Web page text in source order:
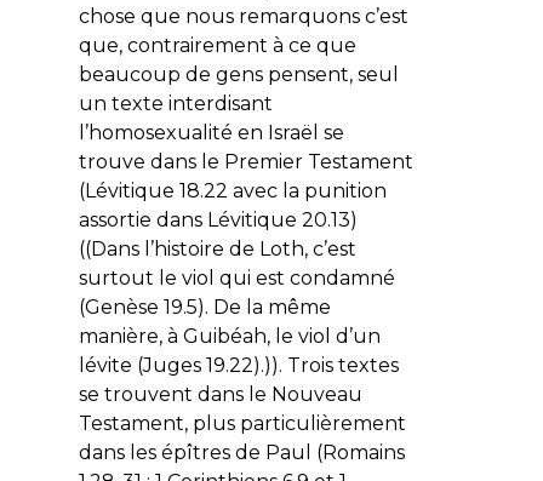
chose que nous remarquons c’est
que, contrairement à ce que
beaucoup de gens pensent, seul
un texte interdisant
l’homosexualité en Israël se
trouve dans le Premier Testament
(Lévitique 18.22 avec la punition
assortie dans Lévitique 20.13)
((Dans l’histoire de Loth, c’est
surtout le viol qui est condamné
(Genèse 19.5). De la même
manière, à Guibéah, le viol d’un
lévite (Juges 19.22).)). Trois textes
se trouvent dans le Nouveau
Testament, plus particulièrement
dans les épîtres de Paul (Romains